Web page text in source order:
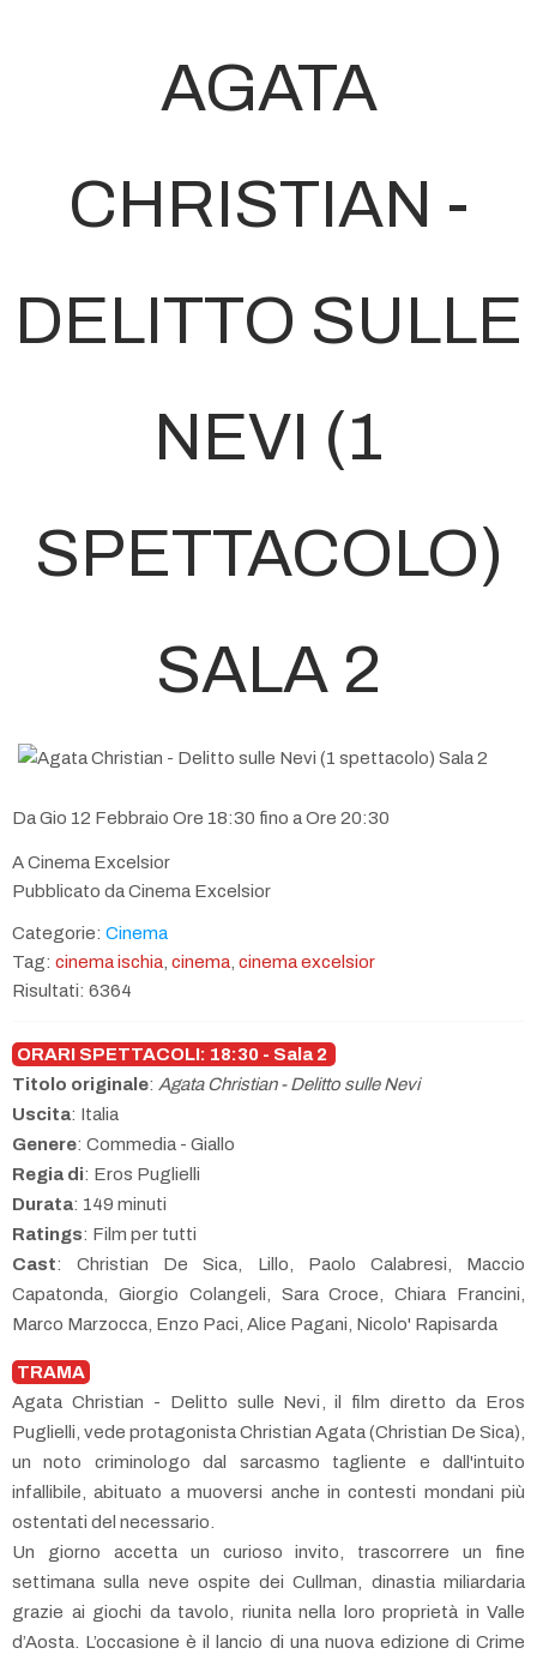
AGATA
CHRISTIAN -
DELITTO SULLE
NEVI (1
SPETTACOLO)
SALA 2
Da Gio 12 Febbraio Ore 18:30 fino a Ore 20:30
A Cinema Excelsior
Pubblicato da Cinema Excelsior
Categorie: Cinema
Tag: cinema ischia cinema cinema excelsior
Risultati: 6364
ORARI SPETTACOLI: 18:30 - Sala 2
Titolo originale: Agata Christian - Delitto sulle Nevi
Uscita: Italia
Genere: Commedia - Giallo
Regia di: Eros Puglielli
Durata: 149 minuti
Ratings: Film per tutti
Cast: Christian De Sica, Lillo, Paolo Calabresi, Maccio
Capatonda, Giorgio Colangeli, Sara Croce, Chiara Francini,
Marco Marzocca, Enzo Paci, Alice Pagani, Nicolo' Rapisarda
TRAMA
Agata Christian - Delitto sulle Nevi, il film diretto da Eros
Puglielli, vede protagonista Christian Agata (Christian De Sica),
un noto criminologo dal sarcasmo tagliente e dall'intuito
infallibile, abituato a muoversi anche in contesti mondani più
ostentati del necessario.
Un giorno accetta un curioso invito, trascorrere un fine
settimana sulla neve ospite dei Cullman, dinastia miliardaria
grazie ai giochi da tavolo, riunita nella loro proprietà in Valle
d’Aosta. L’occasione è il lancio di una nuova edizione di Crime